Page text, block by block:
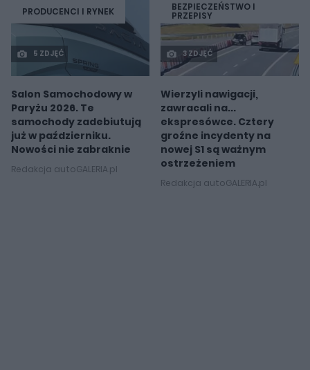
PRODUCENCI I RYNEK
5 ZDJĘĆ
Salon Samochodowy w
Paryżu 2026. Te
samochody zadebiutują
już w październiku.
Nowości nie zabraknie
Redakcja autoGALERIA.pl
BEZPIECZEŃSTWO I
PRZEPISY
3 ZDJĘĆ
Wierzyli nawigacji,
zawracali na...
ekspresówce. Cztery
groźne incydenty na
nowej S1 są ważnym
ostrzeżeniem
Redakcja autoGALERIA.pl